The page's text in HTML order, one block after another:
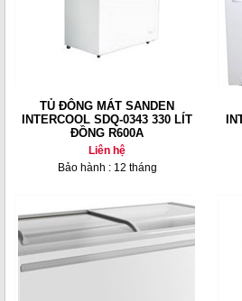
TỦ ĐÔNG MÁT SANDEN
INTERCOOL SDQ-0343 330 LÍT
ĐỒNG R600A
Liên hệ
Bảo hành : 12 tháng